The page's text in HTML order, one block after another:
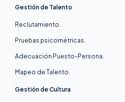
a
m
n
Gestión de Talento
Reclutamiento.
Pruebas psicométricas.
Adecuación Puesto-Persona.
Mapeo de Talento.
Gestión de Cultura